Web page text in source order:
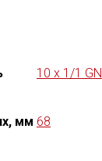
10 x 1/1 GN
мм 68